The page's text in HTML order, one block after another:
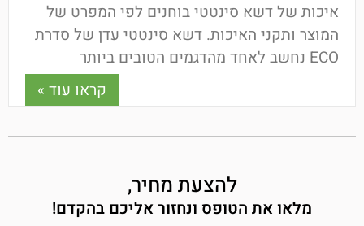
איכות של דשא סינטטי בוחנים לפי המפרט של
המוצר ותקני האיכות. דשא סינטטי עדן של סדרת
ECO נחשב לאחד מהדגמים הטובים ביותר
קראו עוד »
להצעת מחיר,
מלאו את הטופס ונחזור אליכם בהקדם!